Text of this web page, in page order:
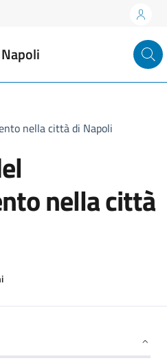
nella città di Napoli
nella città